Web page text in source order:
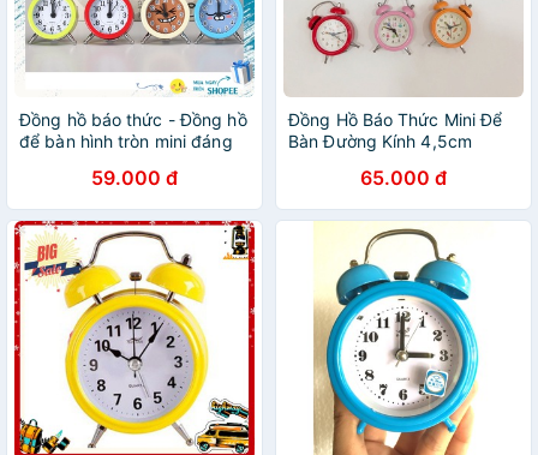
Đồng hồ báo thức - Đồng hồ
để bàn hình tròn mini đáng
59.000 đ
Đồng Hồ Báo Thức Mini Để
Bàn Đường Kính 4,5cm
65.000 đ